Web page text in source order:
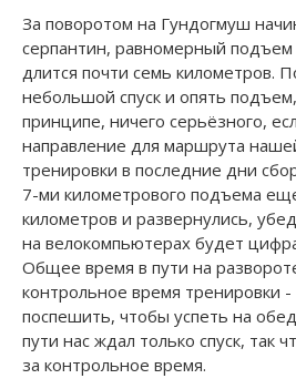
За поворотом на Гундогмуш
серпантин, равномерный
длится почти семь километров.
небольшой спуск и опять
принципе, ничего серьёзного,
направление для маршрута
тренировки в последние дни
7-ми километрового подъема
километров и развернулись,
на велокомпьютерах будет
Общее время в пути на
контрольное время тренировки
поспешить, чтобы успеть на
пути нас ждал только спуск, так
за контрольное время.